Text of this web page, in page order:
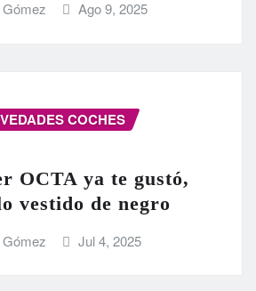
Ago 9, 2025
COCHES
OCTA ya te gustó,
vestido de negro
Jul 4, 2025